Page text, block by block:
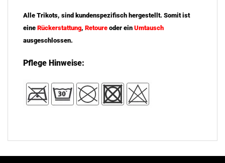
Alle Trikots, sind kundenspezifisch hergestellt. Somit ist
eine Rückerstattung, Retoure oder ein Umtausch
ausgeschlossen.
Pflege Hinweise: